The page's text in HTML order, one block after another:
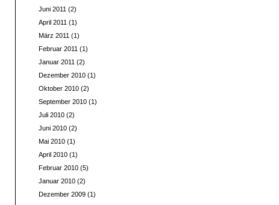
Juni 2011 (2)
April 2011 (1)
März 2011 (1)
Februar 2011 (1)
Januar 2011 (2)
Dezember 2010(1)
Oktober 2010(2)
September 2010(1)
Juli 2010(2)
Juni 2010(2)
Mai 2010(1)
April 2010(1)
Februar 2010(5)
Januar 2010(2)
Dezember 2009(1)